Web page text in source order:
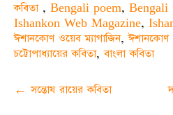
কবিতা , Bengali poem, Bengali
Ishankon Web Magazine,
ঈশানকোণ ওয়েব ম্যাগাজিন,ঈশানকোণ
চট্টোপাধ্যায়ের কবিতা,বাংলা কবিতা
Post
← সন্তোষ রায়ের কবিতা